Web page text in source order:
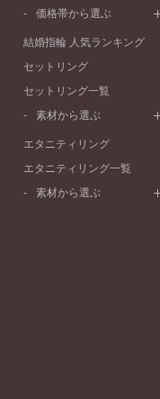
セベラルメレ
ラインメレ
シンプル
モード
エレガント
ゴージャス
価格帯から選ぶ
50万円～
20万円～30万円
10万円～20万円
結婚指輪 人気ランキング
セットリング
セットリング一覧
素材から選ぶ
プラチナ
ペールブラウンゴールド
エタニティリング
エタニティリング一覧
素材から選ぶ